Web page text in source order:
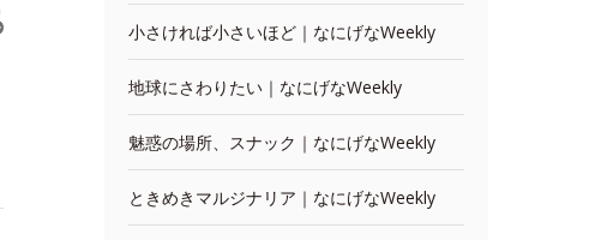
小さければ小さいほど｜なにげなWeekly
地球にさわりたい｜なにげなWeekly
魅惑の場所、スナック｜なにげなWeekly
ときめきマルジナリア｜なにげなWeekly